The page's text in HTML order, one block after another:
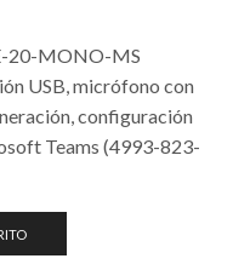
20-MONO-MS
USB, micrófono con
configuración
Teams (4993-823-